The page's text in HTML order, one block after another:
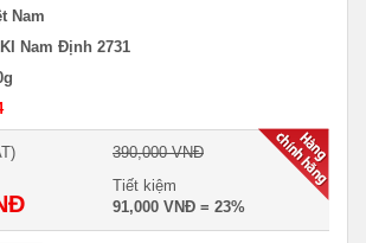
Nam
Nam Định 2731
390,000 VNĐ
Tiết kiệm
91,000 VNĐ = 23%